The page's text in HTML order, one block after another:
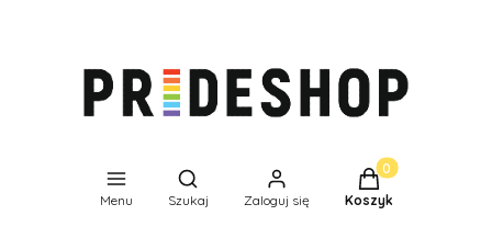
Menu
Otwórz wyszukiwarkę
Szukaj Zaloguj się
Produkty w
Koszyk